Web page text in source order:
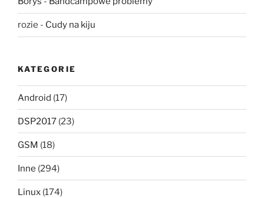
rozie - Cudy na kiju
KATEGORIE
Android (17)
DSP2017 (23)
GSM (18)
Inne (294)
Linux (174)